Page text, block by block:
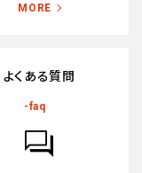
MORE
よくある質問
-faq